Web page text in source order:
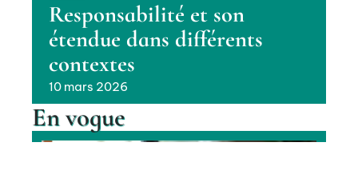
Responsabilité et son
étendue dans différents
contextes
10 mars 2026
En vogue